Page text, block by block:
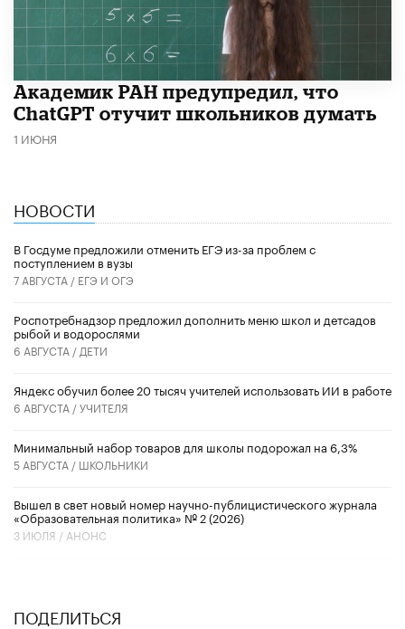
Академик РАН предупредил, что
ChatGPT отучит школьников думать
1 ИЮНЯ
НОВОСТИ
В Госдуме предложили отменить ЕГЭ из-за проблем с
поступлением в вузы
7 АВГУСТА / ЕГЭ И ОГЭ
Роспотребнадзор предложил дополнить меню школ и детсадов
рыбой и водорослями
6 АВГУСТА / ДЕТИ
​Яндекс обучил более 20 тысяч учителей использовать ИИ в работе
6 АВГУСТА /УЧИТЕЛЯ
Минимальный набор товаров для школы подорожал на 6,3%
5 АВГУСТА / ШКОЛЬНИКИ
Вышел в свет новый номер научно-публицистического журнала
«Образовательная политика» № 2 (2026)
3 ИЮЛЯ / АНОНС
ПОДЕЛИТЬСЯ